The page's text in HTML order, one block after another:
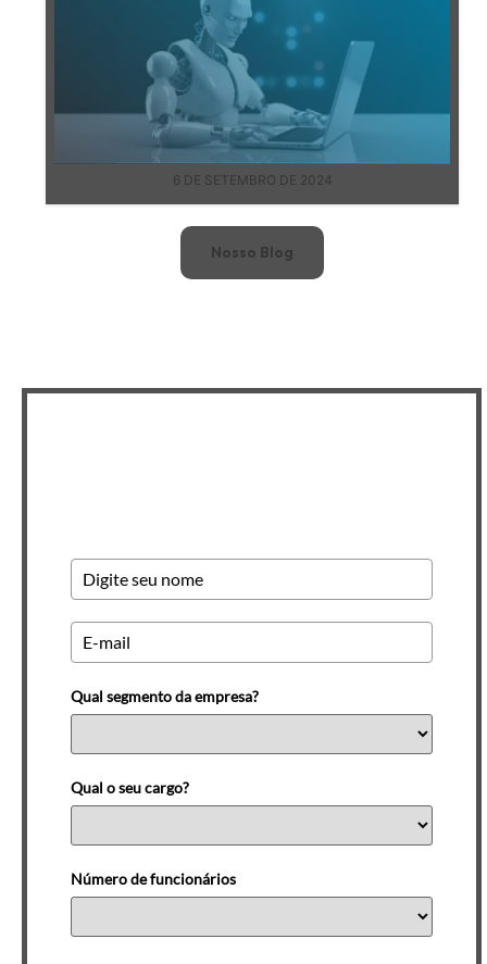
6 DE SETEMBRO DE 2024
Nosso Blog
Qual segmento da empresa?
Qual o seu cargo?
Número de funcionários